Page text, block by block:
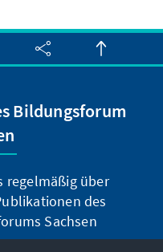
Bildungsforum
regelmäßig über
des
Sachsen